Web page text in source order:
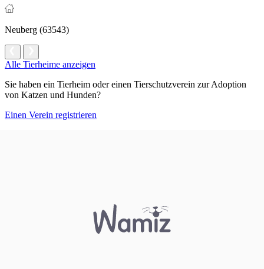
Neuberg (63543)
Alle Tierheime anzeigen
Sie haben ein Tierheim oder einen Tierschutzverein zur Adoption
von Katzen und Hunden?
Einen Verein registrieren